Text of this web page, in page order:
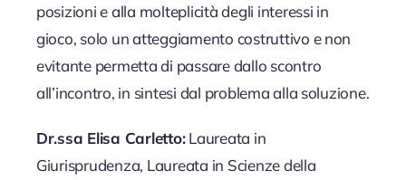
posizioni e alla molteplicità degli interessi in
gioco, solo un atteggiamento costruttivo e non
evitante permetta di passare dallo scontro
all’incontro, in sintesi dal problema alla soluzione.
Dr.ssa Elisa Carletto:Laureata in
Giurisprudenza, Laureata in Scienze della